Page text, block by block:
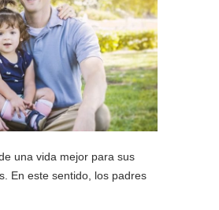
una vida mejor para sus
En este sentido, los padres